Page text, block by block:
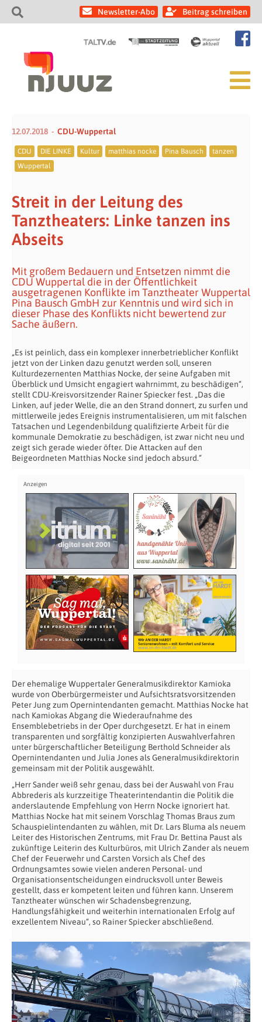
Newsletter-Abo Beitrag schreiben
12.07.2018 CDU-Wuppertal
CDU DIE LINKE Kultur matthias nocke Pina Bausch
tanzen
Wuppertal
Streit in der Leitung des
Tanztheaters: Linke tanzen ins
Abseits
Mit großem Bedauern und Entsetzen nimmt die
CDU Wuppertal die in der Öffentlichkeit
ausgetragenen Konflikte im Tanztheater Wuppertal
Pina Bausch GmbH zur Kenntnis und wird sich in
dieser Phase des Konflikts nicht bewertend zur
Sache äußern.
„Es ist peinlich, dass ein komplexer innerbetrieblicher Konflikt
jetzt von der Linken dazu genutzt werden soll, unseren
Kulturdezernenten Matthias Nocke, der seine Aufgaben mit
Überblick und Umsicht engagiert wahrnimmt, zu beschädigen“,
stellt CDU-Kreisvorsitzender Rainer Spiecker fest. „Das die
Linken, auf jeder Welle, die an den Strand donnert, zu surfen und
mittlerweile jedes Ereignis instrumentalisieren, um mit falschen
Tatsachen und Legendenbildung qualifizierte Arbeit für die
kommunale Demokratie zu beschädigen, ist zwar nicht neu und
zeigt sich gerade wieder öfter. Die Attacken auf den
Beigeordneten Matthias Nocke sind jedoch absurd.“
Der ehemalige Wuppertaler Generalmusikdirektor Kamioka
wurde von Oberbürgermeister und Aufsichtsratsvorsitzenden
Peter Jung zum Opernintendanten gemacht. Matthias Nocke hat
nach Kamiokas Abgang die Wiederaufnahme des
Ensemblebetriebs in der Oper durchgesetzt. Er hat in einem
transparenten und sorgfältig konzipierten Auswahlverfahren
unter bürgerschaftlicher Beteiligung Berthold Schneider als
Opernintendanten und Julia Jones als Generalmusikdirektorin
gemeinsam mit der Politik ausgewählt.
„Herr Sander weiß sehr genau, dass bei der Auswahl von Frau
Abbrederis als kurzzeitige Theaterintendantin die Politik die
anderslautende Empfehlung von Herrn Nocke ignoriert hat.
Matthias Nocke hat mit seinem Vorschlag Thomas Braus zum
Schauspielintendanten zu wählen, mit Dr. Lars Bluma als neuem
Leiter des Historischen Zentrums, mit Frau Dr. Bettina Paust als
zukünftige Leiterin des Kulturbüros, mit Ulrich Zander als neuem
Chef der Feuerwehr und Carsten Vorsich als Chef des
Ordnungsamtes sowie vielen anderen Personal- und
Organisationsentscheidungen eindrucksvoll unter Beweis
gestellt, dass er kompetent leiten und führen kann. Unserem
Tanztheater wünschen wir Schadensbegrenzung,
Handlungsfähigkeit und weiterhin internationalen Erfolg auf
exzellentem Niveau“, so Rainer Spiecker abschließend.